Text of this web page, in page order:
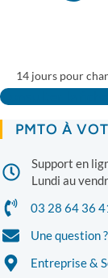
14 jours pour
Consulter la
PMTO À
Support en
Lundi au
03 28 64 36
Une question
Entreprise &